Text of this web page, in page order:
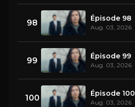
98 Épisode 98
Aug. 03, 2026
99 Épisode 99
Aug. 03, 2026
100 Épisode 100
Aug. 03, 2026